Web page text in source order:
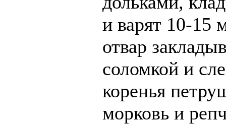
и варят 10-15
отвар
соломкой и
коренья
морковь и